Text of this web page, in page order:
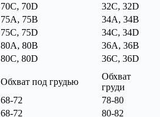
70C, 70D
32C, 32D
75A, 75B
34A, 34B
75C, 75D
34C, 34D
80A, 80B
36A, 36B
80C, 80D
36C, 36D
Обхват под грудью
Обхват
груди
68-72
78-80
68-72
80-82